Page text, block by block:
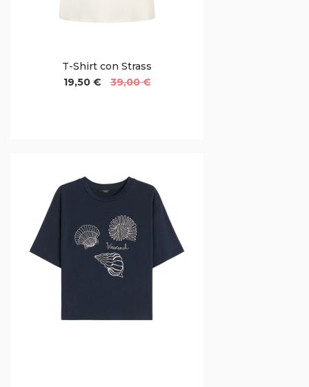
T-Shirt con Strass
19,50 €
39,00 €